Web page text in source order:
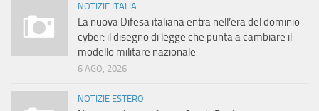
NOTIZIE ITALIA
La nuova Difesa italiana entra nell’era del dominio
cyber: il disegno di legge che punta a cambiare il
modello militare nazionale
6 AGO, 2026
NOTIZIE ESTERO